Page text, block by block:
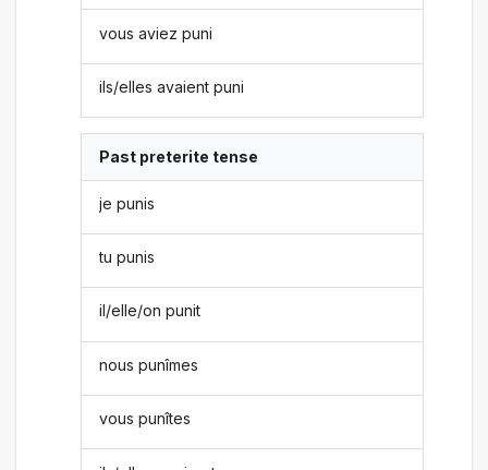
vous aviez puni
ils/elles avaient puni
Past preterite tense
je punis
tu punis
il/elle/on punit
nous punîmes
vous punîtes